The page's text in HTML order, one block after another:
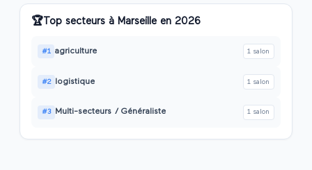
🏆 Top secteurs à Marseille en 2026
#1 agriculture 1 salon
#2 logistique 1 salon
#3 Multi-secteurs / Généraliste 1 salon